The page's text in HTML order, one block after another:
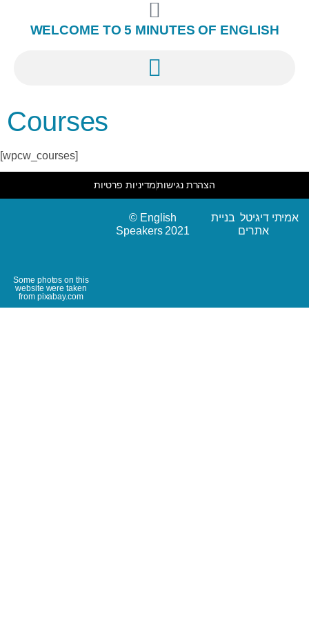
WELCOME TO 5 MINUTES OF ENGLISH
Courses
[wpcw_courses]
מדיניות פרטיותהצהרת נגישות
© English
Speakers 2021
אמיתי דיגיטל בניית
אתרים
Some photos on this
website were taken
from pixabay.com